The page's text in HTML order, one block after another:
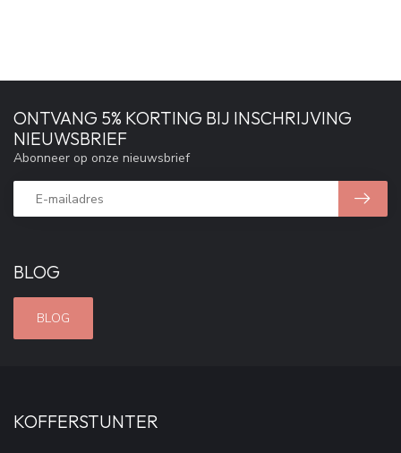
BLOG
BLOG
ONTVANG 5% KORTING BIJ INSCHRIJVING
NIEUWSBRIEF
Abonneer op onze nieuwsbrief
KOFFERSTUNTER